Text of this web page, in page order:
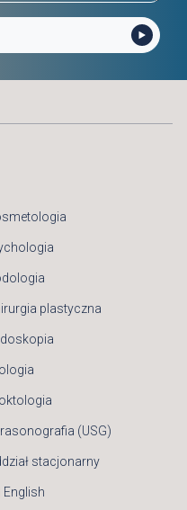
plastyczna
(USG)
stacjonarny
English